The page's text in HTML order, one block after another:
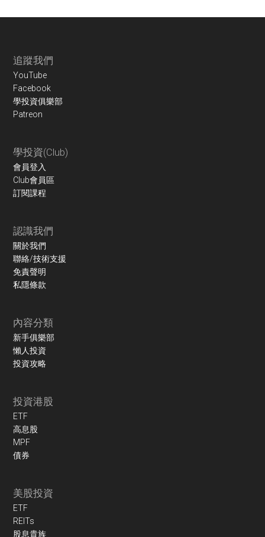
Footer
追蹤我們
YouTube
Facebook
學投資俱樂部
Patreon
學投資(Club)
會員登入
Club會員區
訂閱課程
認識我們
關於我們
聯絡/技術支援
免責聲明
私隱條款
內容分類
新手俱樂部
懶人投資
投資攻略
投資港股
ETF
高息股
MPF
債券
美股投資
ETF
REITs
股息貴族